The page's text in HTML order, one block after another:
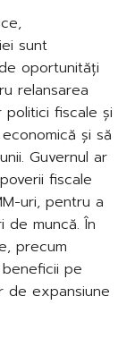
sunt
oportunități
relansarea
fiscale și
și să
Guvernul ar
fiscale
uri, pentru a
de muncă. În
precum
pe
de expansiune